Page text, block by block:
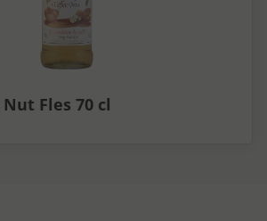
Fles 70 cl